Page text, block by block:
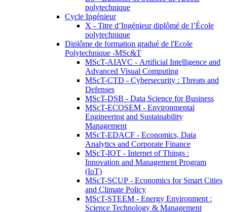
polytechnique
Cycle Ingénieur
X - Titre d’Ingénieur diplômé de l’École
polytechnique
Diplôme de formation gradué de l'Ecole
Polytechnique -MSc&T
MScT-AIAVC - Artificial Intelligence and
Advanced Visual Computing
MScT-CTD - Cybersecurity : Threats and
Defenses
MScT-DSB - Data Science for Business
MScT-ECOSEM - Environmental
Engineering and Sustainability
Management
MScT-EDACF - Economics, Data
Analytics and Corporate Finance
MScT-IOT - Internet of Things :
Innovation and Management Program
(IoT)
MScT-SCUP - Economics for Smart Cities
and Climate Policy
MScT-STEEM - Energy Environment :
Science Technology & Management